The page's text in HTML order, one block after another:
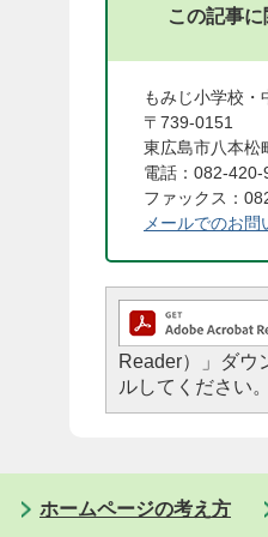
この記事
もみじ小学校・
〒739-0151
東広島市八本松
電話：082-420-
ファックス：
メールでのお問
Reader）」ダウ
ルしてください
ホームページの考え方